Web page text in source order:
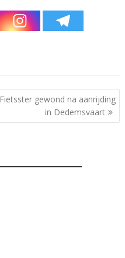
Fietsster gewond na aanrijding
in Dedemsvaart